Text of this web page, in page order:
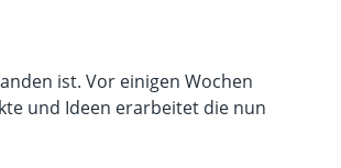
ist. Vor einigen Wochen
und Ideen erarbeitet die nun